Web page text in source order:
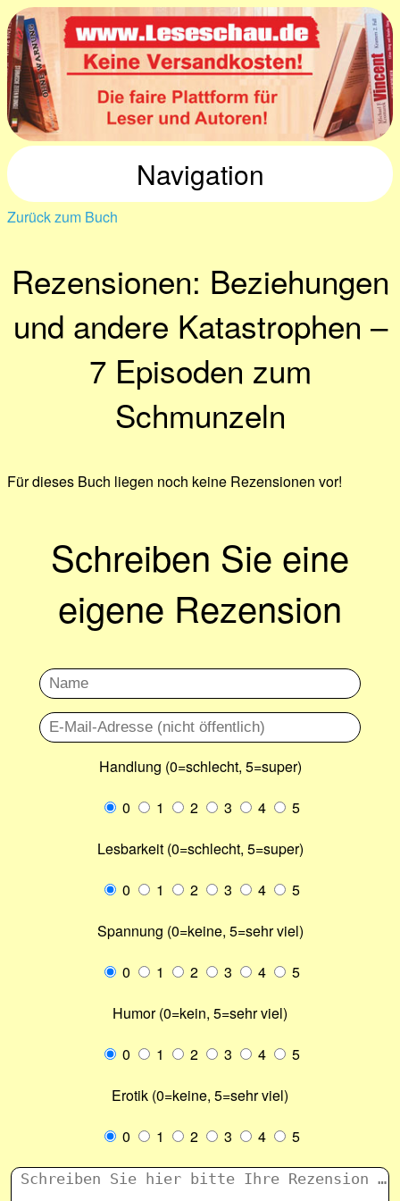
Navigation
Zurück zum Buch
Rezensionen: Beziehungen
und andere Katastrophen –
7 Episoden zum
Schmunzeln
Für dieses Buch liegen noch keine Rezensionen vor!
Schreiben Sie eine
eigene Rezension
Handlung (0=schlecht, 5=super)
0
1 2 3 4
5
Lesbarkeit (0=schlecht, 5=super)
0
1 2 3 4
5
Spannung (0=keine, 5=sehr viel)
0
1 2 3 4
5
Humor (0=kein, 5=sehr viel)
0
1 2 3 4
5
Erotik (0=keine, 5=sehr viel)
0
1 2 3 4 5